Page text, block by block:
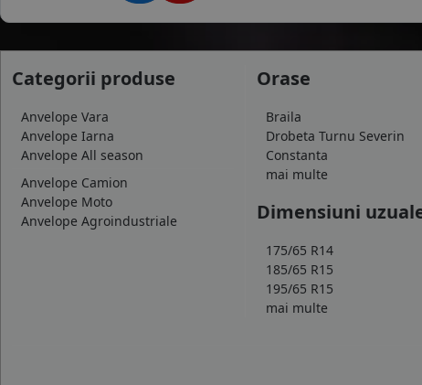
Categorii produse
Anvelope Vara
Anvelope Iarna
Anvelope All season
Anvelope Camion
Anvelope Moto
Anvelope Agroindustriale
Orase
Braila
Drobeta Turnu Severin
Constanta
mai multe
Dimensiuni
175/65 R14
185/65 R15
195/65 R15
mai multe